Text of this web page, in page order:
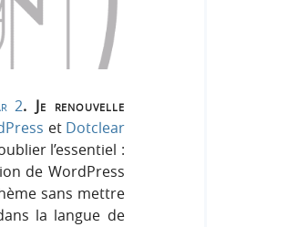
2. Je renouvelle
et Dotclear
l’essentiel :
de WordPress
sans mettre
la langue de